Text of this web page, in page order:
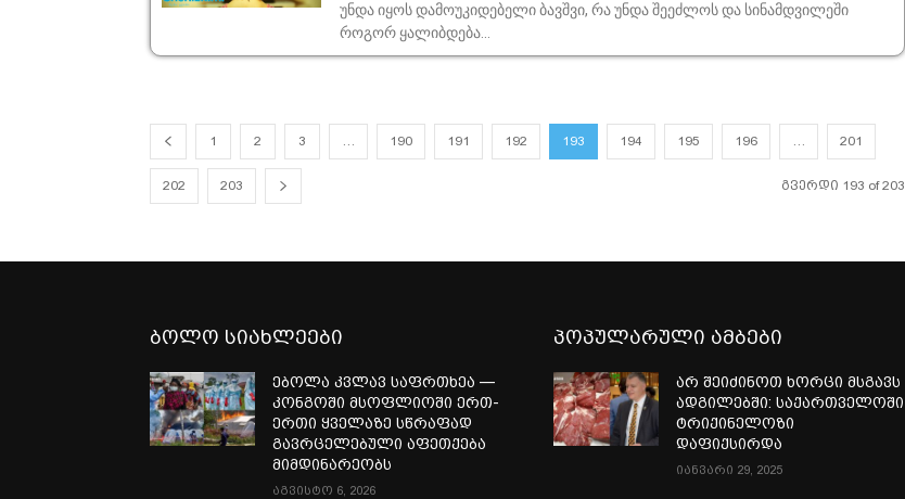
უნდა იყოს დამოუკიდებელი ბავშვი, რა უნდა შეეძლოს და სინამდვილეში
როგორ ყალიბდება...
1 2 3 190 191 192 193 194 195 196 201
202 203 გვერდი 193 of 203
ბოლო სიახლეები
ებოლა კვლავ საფრთხეა —
კონგოში მსოფლიოში ერთ-
ერთი ყველაზე სწრაფად
გავრცელებული აფეთქება
მიმდინარეობს
აგვისტო 6, 2026
პოპულარული ამბები
არ შეიძინოთ ხორცი მსგავს
ადგილებში: საქართველოში
ტრიქინელოზი
დაფიქსირდა
იანვარი 29, 2025